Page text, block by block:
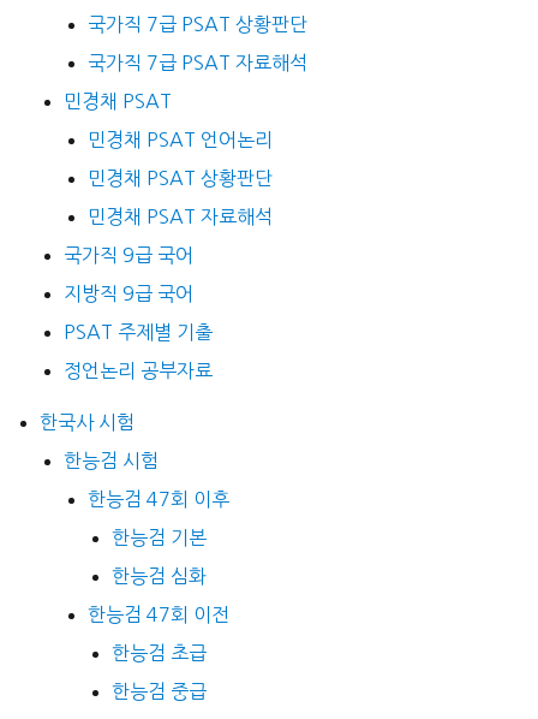
국가직 7급 PSAT 상황판단
국가직 7급 PSAT 자료해석
민경채 PSAT
민경채 PSAT 언어논리
민경채 PSAT 상황판단
민경채 PSAT 자료해석
국가직 9급 국어
지방직 9급 국어
PSAT 주제별 기출
정언논리 공부자료
한국사 시험
한능검 시험
한능검 47회 이후
한능검 기본
한능검 심화
한능검 47회 이전
한능검 초급
한능검 중급